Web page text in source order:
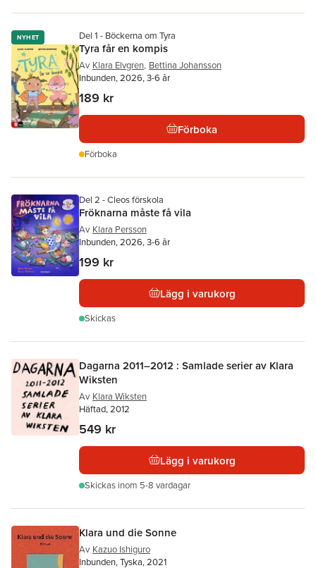
NYHET Del 1 - Böckerna om Tyra
Tyra får en kompis
Av Klara Elvgren, Bettina Johansson
Inbunden, 2026, 3-6 år
189 kr
Förboka
Förboka
Del 2 - Cleos förskola
Fröknarna måste få vila
Av Klara Persson
Inbunden, 2026, 3-6 år
199 kr
Lägg i varukorg
Skickas
Dagarna 2011–2012 : Samlade serier av Klara
Wiksten
Av Klara Wiksten
Häftad, 2012
549 kr
Lägg i varukorg
Skickas inom 5-8 vardagar
Klara und die Sonne
Av Kazuo Ishiguro
Inbunden, Tyska, 2021